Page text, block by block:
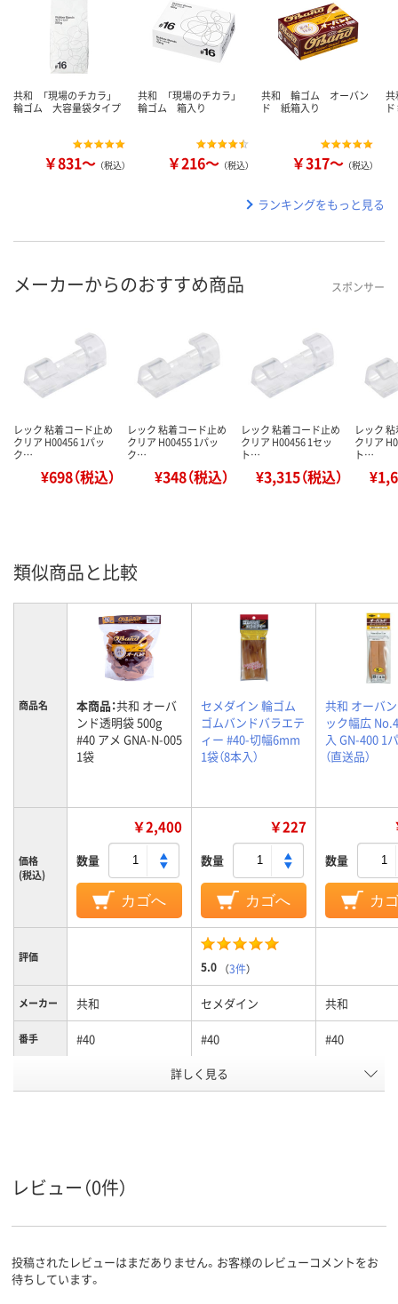
共和 「現場のチカラ」
輪ゴム 大容量袋タイプ
￥831～ （税込）
共和 「現場のチカラ」
輪ゴム 箱入り
￥216～ （税込）
共和 輪ゴム オーバン
ド 紙箱入り
￥317～ （税込）
ランキングをもっと見る
メーカーからのおすすめ商品 スポンサー
レック 粘着コード止め
クリア H00456 1パッ
ク…
¥698（税込）
レック 粘着コード止め
クリア H00455 1パッ
ク…
¥348（税込）
レック 粘着コード止め
クリア H00456 1セッ
ト…
¥3,315（税込）
レック
クリア
ト…
類似商品と比較
商品名 本商品：共和 オーバ
ンド透明袋 500g
#40 アメ GNA-N-005
1袋
セメダイン 輪ゴム
ゴムバンドバラエテ
ィー #40-切幅6mm
1袋（8本入）
共和 オーバ
ック幅広
入 GN-400 1
（直送品）
価格
(税込)
￥2,400
数量
カゴへ
￥227
数量
カゴへ
数量
カ
評価
5.0 （3件）
メーカー 共和 セメダイン 共和
番手 #40 #40 #40
30
詳しく見る
レビュー（0件）
投稿されたレビューはまだありません。お客様のレビューコメントをお
待ちしています。